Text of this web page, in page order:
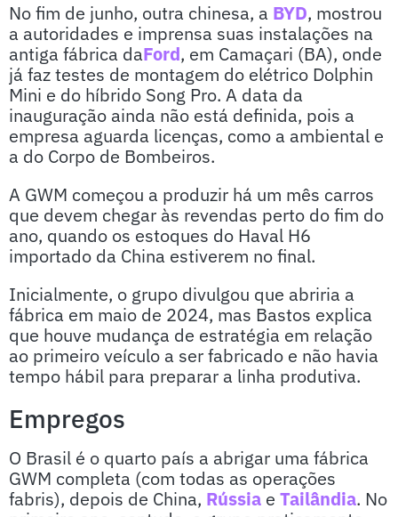
No fim de junho, outra chinesa, a BYD, mostrou
a autoridades e imprensa suas instalações na
antiga fábrica daFord, em Camaçari (BA), onde
já faz testes de montagem do elétrico Dolphin
Mini e do híbrido Song Pro. A data da
inauguração ainda não está definida, pois a
empresa aguarda licenças, como a ambiental e
a do Corpo de Bombeiros.
A GWM começou a produzir há um mês carros
que devem chegar às revendas perto do fim do
ano, quando os estoques do Haval H6
importado da China estiverem no final.
Inicialmente, o grupo divulgou que abriria a
fábrica em maio de 2024, mas Bastos explica
que houve mudança de estratégia em relação
ao primeiro veículo a ser fabricado e não havia
tempo hábil para preparar a linha produtiva.
Empregos
O Brasil é o quarto país a abrigar uma fábrica
GWM completa (com todas as operações
fabris), depois de China, Rússia e Tailândia. No